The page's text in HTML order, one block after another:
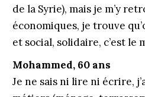
de la Syrie), mais je m’y
économiques, je trouve
et social, solidaire, c’est le
Mohammed, 60 ans
Je ne sais ni lire ni écrire,